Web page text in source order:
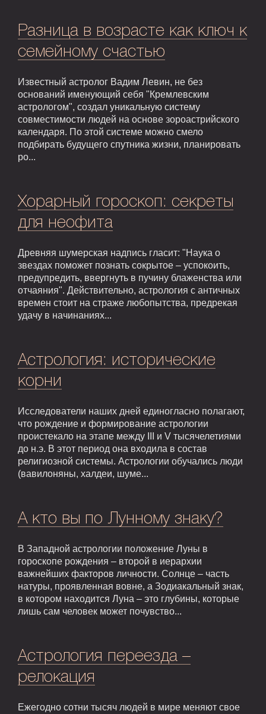
Разница в возрасте как ключ к
семейному счастью
Известный астролог Вадим Левин, не без
оснований именующий себя "Кремлевским
астрологом", создал уникальную систему
совместимости людей на основе зороастрийского
календаря. По этой системе можно смело
подбирать будущего спутника жизни, планировать
ро...
Хорарный гороскоп: секреты
для неофита
Древняя шумерская надпись гласит: "Наука о
звездах поможет познать сокрытое – успокоить,
предупредить, ввергнуть в пучину блаженства или
отчаяния". Действительно, астрология с античных
времен стоит на страже любопытства, предрекая
удачу в начинаниях...
Астрология: исторические
корни
Исследователи наших дней единогласно полагают,
что рождение и формирование астрологии
проистекало на этапе между III и V тысячелетиями
до н.э. В этот период она входила в состав
религиозной системы. Астрологии обучались люди
(вавилоняны, халдеи, шуме...
А кто вы по Лунному знаку?
В Западной астрологии положение Луны в
гороскопе рождения – второй в иерархии
важнейших факторов личности. Солнце – часть
натуры, проявленная вовне, а Зодиакальный знак,
в котором находится Луна – это глубины, которые
лишь сам человек может почувство...
Астрология переезда –
релокация
Ежегодно сотни тысяч людей в мире меняют свое